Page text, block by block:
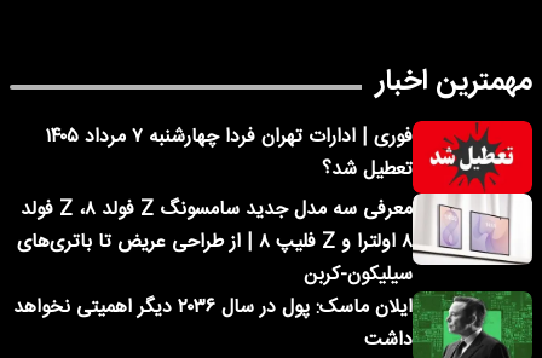
مهمترین اخبار
فوری | ادارات تهران فردا چهارشنبه ۷ مرداد ۱۴۰۵
تعطیل شد؟
معرفی سه مدل جدید سامسونگ Z فولد ۸، Z فولد
۸ اولترا و Z فلیپ ۸ | از طراحی عریض تا باتری‌های
سیلیکون-کربن
ایلان ماسک: پول در سال ۲۰۳۶ دیگر اهمیتی نخواهد
داشت